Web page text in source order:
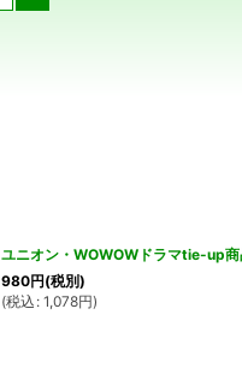
ユニオン・WOWOWドラマtie-
980円(税別)
(税込 : 1,078円)